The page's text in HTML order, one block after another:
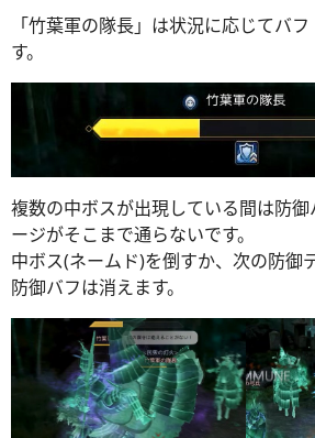
「竹葉軍の隊長」は状況に応じてバ
す。
複数の中ボスが出現している間は防
ージがそこまで通らないです。
中ボス(ネームド)を倒すか、次の防御
防御バフは消えます。